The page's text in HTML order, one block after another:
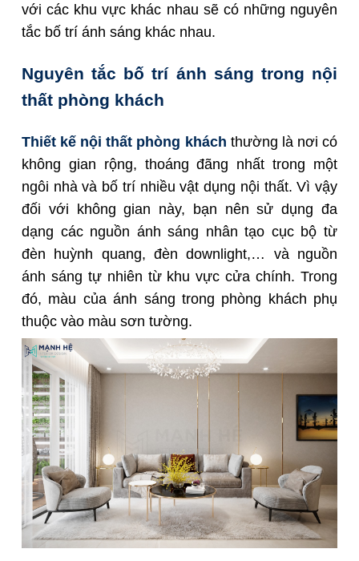
với các khu vực khác nhau sẽ có những nguyên
tắc bố trí ánh sáng khác nhau.
Nguyên tắc bố trí ánh sáng trong nội
thất phòng khách
Thiết kế nội thất phòng khách thường là nơi có
không gian rộng, thoáng đãng nhất trong một
ngôi nhà và bố trí nhiều vật dụng nội thất. Vì vậy
đối với không gian này, bạn nên sử dụng đa
dạng các nguồn ánh sáng nhân tạo cục bộ từ
đèn huỳnh quang, đèn downlight,… và nguồn
ánh sáng tự nhiên từ khu vực cửa chính. Trong
đó, màu của ánh sáng trong phòng khách phụ
thuộc vào màu sơn tường.